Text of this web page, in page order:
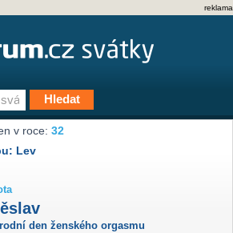
reklama
v roce:32
Lev
den ženského orgasmu